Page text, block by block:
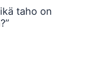
taho on